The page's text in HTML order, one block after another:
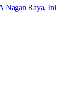
Nagan Raya, Ini